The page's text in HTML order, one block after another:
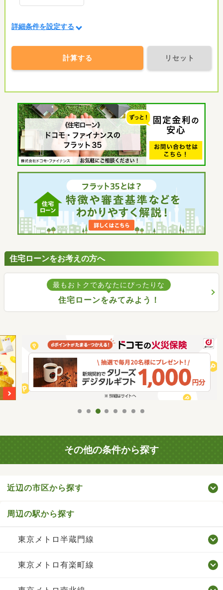
詳細条件を設定する
計算する リセット
住宅ローンをお考えの方へ
最もおトクであなたにぴったりな
住宅ローンをみてみよう！
その他の条件から探す
近辺の市区から探す
周辺の駅から探す
東京メトロ半蔵門線
東京メトロ有楽町線